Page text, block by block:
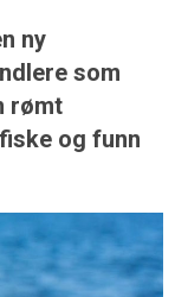
ny
som
rømt
og funn